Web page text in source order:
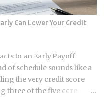
and interest
when the account opens,
you prepay a few
so the account isn't
insurance bill lands. One
interest, taxes, and
Can Lower Your Credit
to an Early Payoff
of schedule sounds like a
the very credit score
three of the five core